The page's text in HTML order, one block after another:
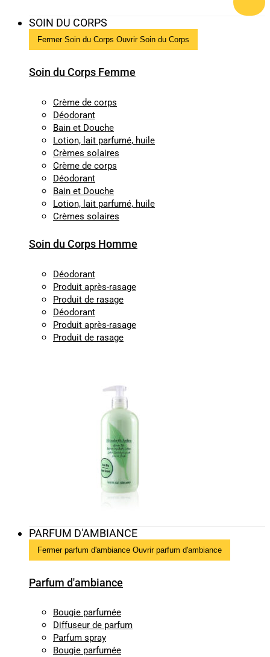
SOIN DU CORPS
Fermer Soin du Corps Ouvrir Soin du Corps
Soin du Corps Femme
Crème de corps
Déodorant
Bain et Douche
Lotion, lait parfumé, huile
Crèmes solaires
Crème de corps
Déodorant
Bain et Douche
Lotion, lait parfumé, huile
Crèmes solaires
Soin du Corps Homme
Déodorant
Produit après-rasage
Produit de rasage
Déodorant
Produit après-rasage
Produit de rasage
PARFUM D'AMBIANCE
Fermer parfum d'ambiance Ouvrir parfum d'ambiance
Parfum d'ambiance
Bougie parfumée
Diffuseur de parfum
Parfum spray
Bougie parfumée